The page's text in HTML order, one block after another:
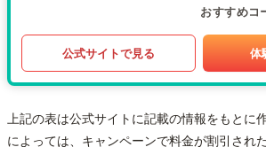
おすすめコ
公式サイトで見る 体
上記の表は公式サイトに記載の情報をもとに
によっては、キャンペーンで料金が割引され